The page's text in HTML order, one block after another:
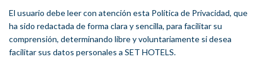
El usuario debe leer con atención esta Política de Privacidad, que
ha sido redactada de forma clara y sencilla, para facilitar su
comprensión, determinando libre y voluntariamente si desea
facilitar sus datos personales a SET HOTELS.